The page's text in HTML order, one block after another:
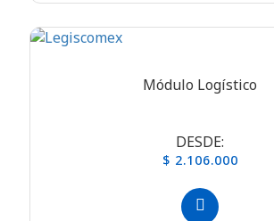
Módulo Logístico
DESDE:
$ 2.106.000